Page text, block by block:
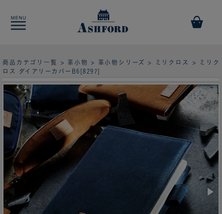
商品カテゴリ一覧 > 革小物 > 革小物シリーズ > ミリクロス
> ミリク
ロス ダイアリーカバーB6[8297]